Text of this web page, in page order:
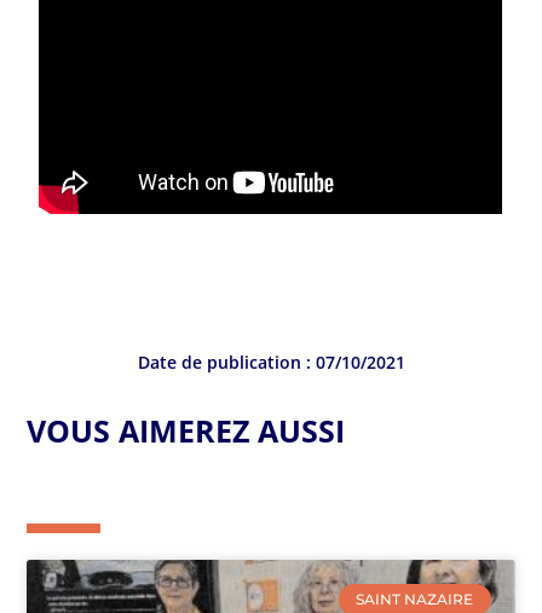
Date de publication : 07/10/2021
VOUS AIMEREZ AUSSI
SAINT NAZAIRE